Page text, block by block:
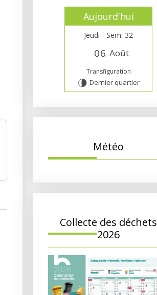
Aujourd'hui
Jeudi - Sem. 32
06 Août
Transfiguration
U Dernier quartier
Météo
Collecte des déchets
2026